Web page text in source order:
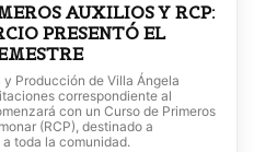
AUXILIOS Y RCP:
PRESENTÓ EL
Producción de Villa Ángela
correspondiente al
con un Curso de Primeros
(RCP), destinado a
toda la comunidad.